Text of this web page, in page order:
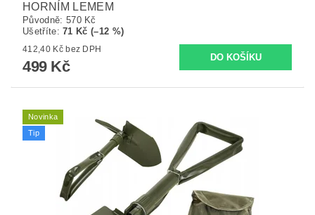
HORNÍM LEMEM
Původně: 570 Kč
Ušetříte:71 Kč (–12 %)
412,40 Kč bez DPH
499 Kč
Novinka
Tip